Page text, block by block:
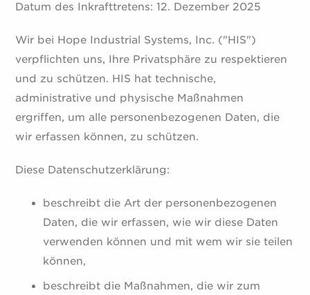
Datum des Inkrafttretens: 12. Dezember 2025
Wir bei Hope Industrial Systems, Inc. ("HIS")
verpflichten uns, Ihre Privatsphäre zu respektieren
und zu schützen. HIS hat technische,
administrative und physische Maßnahmen
ergriffen, um alle personenbezogenen Daten, die
wir erfassen können, zu schützen.
Diese Datenschutzerklärung:
beschreibt die Art der personenbezogenen
Daten, die wir erfassen, wie wir diese Daten
verwenden können und mit wem wir sie teilen
können,
beschreibt die Maßnahmen, die wir zum